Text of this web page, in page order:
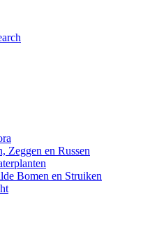
Zeggen en Russen
Bomen en Struiken